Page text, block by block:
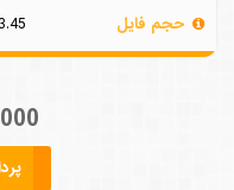
حجم فایل 3.45 MB